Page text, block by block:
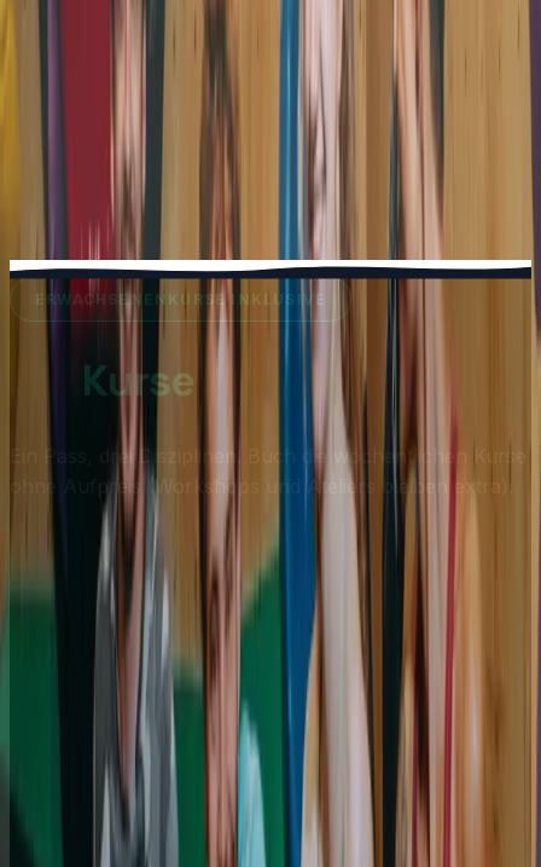
Du kommst rein. Du schnappst dir Schuhe. Du wählst
eine Wand, einfache Farbe zum Start, härter wenn du
warm bist. Du findest deinen Weg zwischen den
drückst, klemmst, kommst oben an. Du suchst den
nächsten. Keine Schlange. Keine Reservierung. Keine
Uhrzeiten. So lange du willst, so oft du willst in deinen
Tagen.
ERWACHSENENKURSE INKLUSIVE
Die Kurse sind dabei.
Ein Pass, drei Disziplinen. Buch die wöchentlichen Kurse
ohne Aufpreis (Workshops und Ateliers bleiben extra).
Mit Coach, kleine Gruppe. Wir zeigen dir, wie du eine
Wand liest, deine Kraft einteilst, deine Grenzen
verschiebst ohne zu verkrampfen. Vom totalen
Anfänger bis zum Kletterer, der ein Level höher will.
Zum Durchatmen nach der Anstrengung, die Hüften
öffnen nach den Heelhooks, oder einfach zurück zur